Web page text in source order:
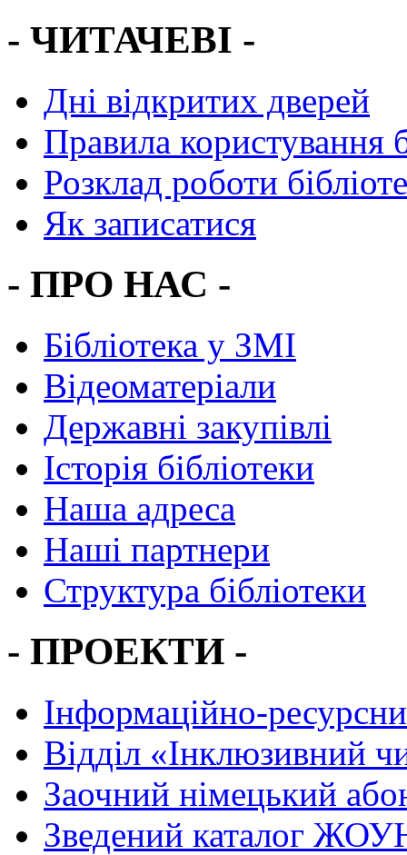
- ЧИТАЧЕВІ -
Дні відкритих дверей
Правила користування
Розклад роботи
Як записатися
- ПРО НАС -
Бібліотека у ЗМІ
Відеоматеріали
Державні закупівлі
Історія бібліотеки
Наша адреса
Наші партнери
Структура бібліотеки
- ПРОЕКТИ -
Інформаційно-
Вiддiл «Інклюзивний
Заочний німецький
Зведений каталог